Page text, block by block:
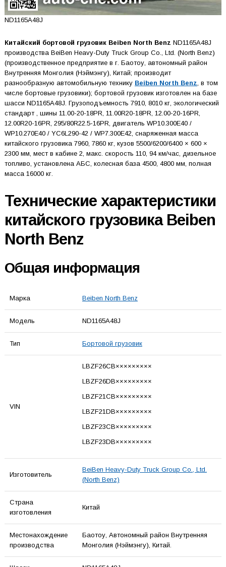
ND1165A48J
Китайский бортовой грузовик Beiben North Benz ND1165A48J
производства BeiBen Heavy-Duty Truck Group Co., Ltd. (North Benz)
(производственное предприятие в г. Баотоу, автономный район
Внутренняя Монголия (Нэймэнгу), Китай; производит
разнообразную автомобильную технику Beiben North Benz , в том
числе бортовые грузовики); бортовой грузовик изготовлен на базе
шасси ND1165A48J. Грузоподъемность 7910, 8010 кг, экологический
стандарт , шины 11.00-20-18PR, 11.00R20-18PR, 12.00-20-16PR,
12.00R20-16PR, 295/80R22.5-16PR, двигатель WP10.300E40 /
WP10.270E40 / YC6L290-42 / WP7.300E42, снаряженная масса
китайского грузовика 7960, 7860 кг, кузов 5500/6200/6400 × 600 ×
2300 мм, мест в кабине 2, макс. скорость 110, 94 км/час, дизельное
топливо, установлена АБС, колесная база 4500, 4800 мм, полная
масса 16000 кг.
Технические характеристики
китайского грузовика Beiben
North Benz
Общая информация
Марка Beiben North Benz
Модель ND1165A48J
Тип Бортовой грузовик
VIN
LBZF26CB×××××××××
LBZF26DB×××××××××
LBZF21CB×××××××××
LBZF21DB×××××××××
LBZF23CB×××××××××
LBZF23DB×××××××××
Изготовитель
BeiBen Heavy-Duty Truck Group Co., Ltd.
(North Benz)
Страна
изготовления
Китай
Местонахождение
производства
Баотоу, Автономный район Внутренняя
Монголия (Нэймэнгу), Китай.